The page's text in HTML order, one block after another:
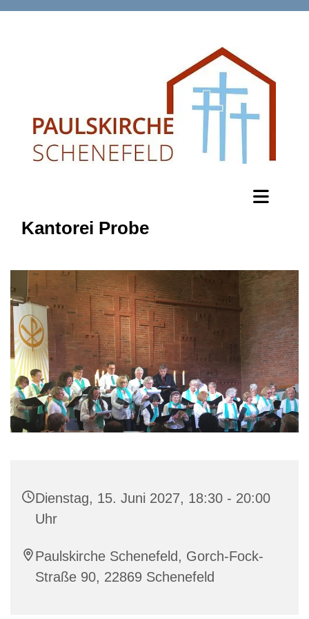
Kantorei Probe
Dienstag, 15. Juni 2027, 18:30 - 20:00
Uhr
Paulskirche Schenefeld, Gorch-Fock-
Straße 90, 22869 Schenefeld